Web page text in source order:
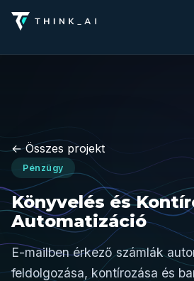
← Összes projekt
Pénzügy
Könyvelés és
Automatizáció
E-mailben érkező számlák
feldolgozása, kontírozása és